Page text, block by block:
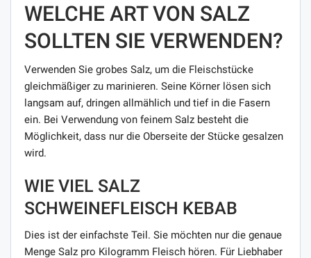
WELCHE ART VON SALZ
SOLLTEN SIE VERWENDEN?
Verwenden Sie grobes Salz, um die Fleischstücke
gleichmäßiger zu marinieren. Seine Körner lösen sich
langsam auf, dringen allmählich und tief in die Fasern
ein. Bei Verwendung von feinem Salz besteht die
Möglichkeit, dass nur die Oberseite der Stücke gesalzen
wird.
WIE VIEL SALZ
SCHWEINEFLEISCH KEBAB
Dies ist der einfachste Teil. Sie möchten nur die genaue
Menge Salz pro Kilogramm Fleisch hören. Für Liebhaber